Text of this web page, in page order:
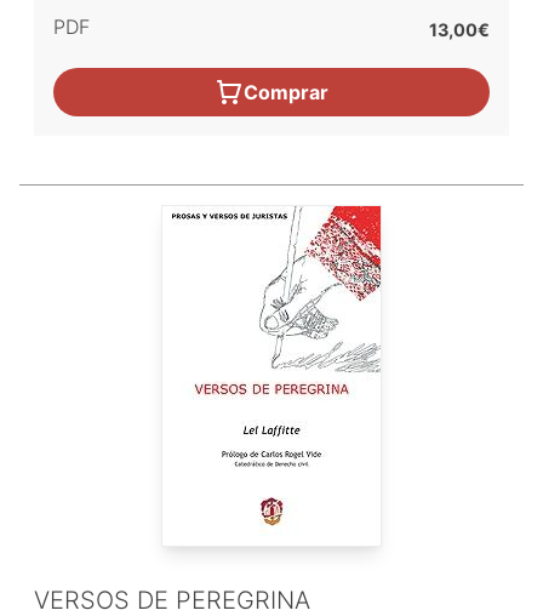
PDF 13,00€
Comprar
VERSOS DE PEREGRINA